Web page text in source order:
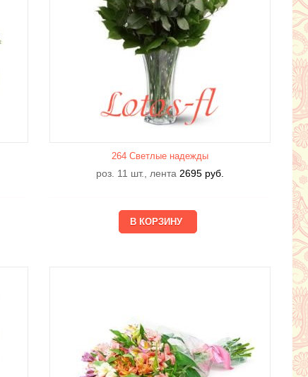
264 Светлые надежды
роз. 11 шт., лента 2695 руб.